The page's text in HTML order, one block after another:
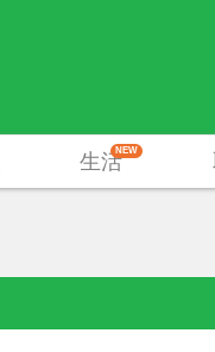
生活NEW